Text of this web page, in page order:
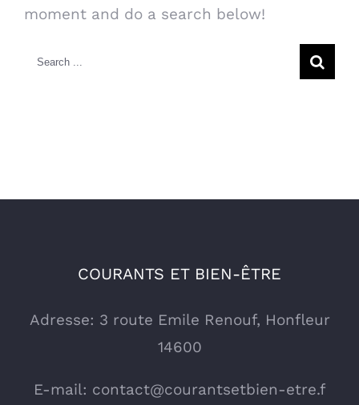
moment and do a search below!
Search
COURANTS ET BIEN-ÊTRE
Adresse: 3 route Emile Renouf, Honfleur
14600
E-mail: contact@courantsetbien-etre.f